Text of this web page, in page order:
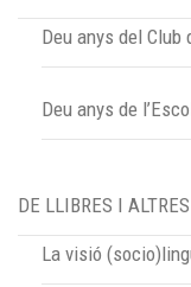
Deu anys del Club
Deu anys de
DE LLIBRES I ALTRES
La visió